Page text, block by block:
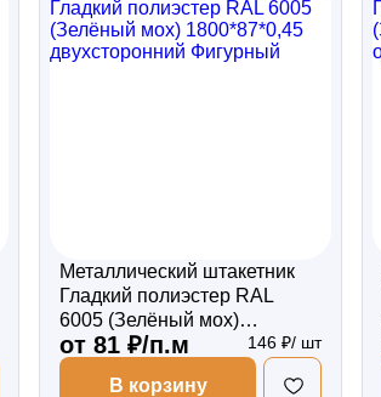
Металлический штакетник
Гладкий полиэстер RAL
6005 (Зелёный мох)
1800*87*0,45 двухсторонний
Фигурный
от 81 ₽/п.м 146 ₽/ шт
В корзину